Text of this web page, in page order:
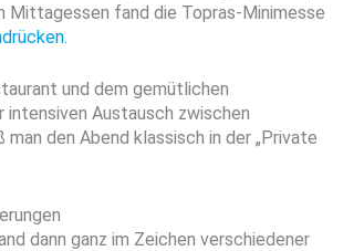
Mittagessen fand die Topras-Minimesse
und dem gemütlichen
intensiven Austausch zwischen
den Abend klassisch in der „Private
dann ganz im Zeichen verschiedener